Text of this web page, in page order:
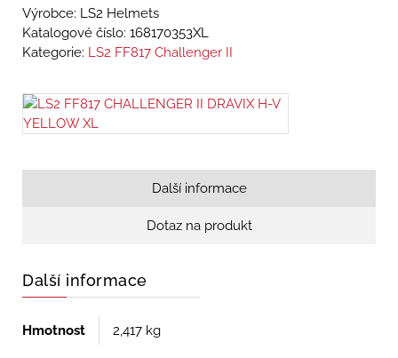
Výrobce: LS2 Helmets
Katalogové číslo: 168170353XL
Kategorie: LS2 FF817 Challenger II
Další informace
Dotaz na produkt
Další informace
Hmotnost 2,417 kg